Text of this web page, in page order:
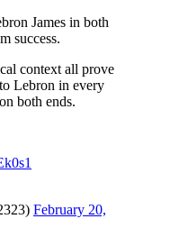
James in both
success.
context all prove
Lebron in every
both ends.
February 20,